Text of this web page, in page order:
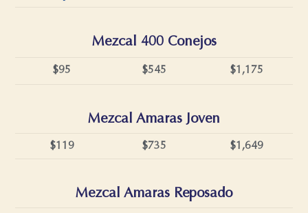
Mezcal 400 Conejos
$95 $545 $1,175
Mezcal Amaras Joven
$119 $735 $1,649
Mezcal Amaras Reposado